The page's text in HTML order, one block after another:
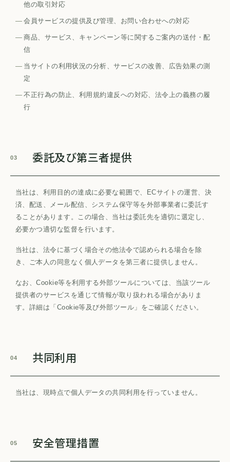
他の取引対応
会員サービスの提供及び管理、お問い合わせへの対応
商品、サービス、キャンペーン等に関するご案内の送付・配
信
当サイトの利用状況の分析、サービスの改善、広告効果の測
定
不正行為の防止、利用規約違反への対応、法令上の義務の履
行
03 委託及び第三者提供
当社は、利用目的の達成に必要な範囲で、ECサイトの運営、決
済、配送、メール配信、システム保守等を外部事業者に委託す
ることがあります。この場合、当社は委託先を適切に選定し、
必要かつ適切な監督を行います。
当社は、法令に基づく場合その他法令で認められる場合を除
き、ご本人の同意なく個人データを第三者に提供しません。
なお、Cookie等を利用する外部ツールについては、当該ツール
提供者のサービスを通じて情報が取り扱われる場合がありま
す。詳細は「Cookie等及び外部ツール」をご確認ください。
04 共同利用
当社は、現時点で個人データの共同利用を行っていません。
05 安全管理措置